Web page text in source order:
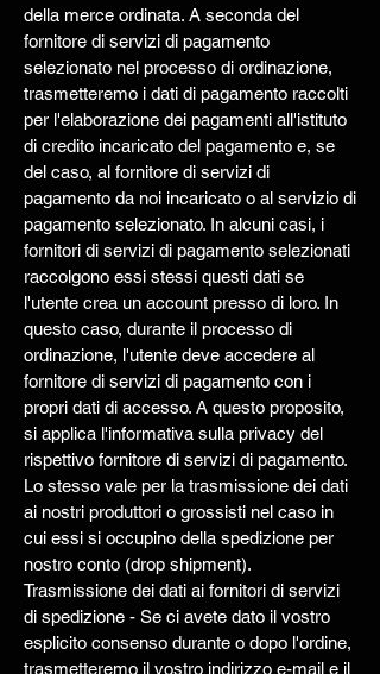
della merce ordinata. A seconda del
fornitore di servizi di pagamento
selezionato nel processo di ordinazione,
trasmetteremo i dati di pagamento raccolti
per l'elaborazione dei pagamenti all'istituto
di credito incaricato del pagamento e, se
del caso, al fornitore di servizi di
pagamento da noi incaricato o al servizio di
pagamento selezionato. In alcuni casi, i
fornitori di servizi di pagamento selezionati
raccolgono essi stessi questi dati se
l'utente crea un account presso di loro. In
questo caso, durante il processo di
ordinazione, l'utente deve accedere al
fornitore di servizi di pagamento con i
propri dati di accesso. A questo proposito,
si applica l'informativa sulla privacy del
rispettivo fornitore di servizi di pagamento.
Lo stesso vale per la trasmissione dei dati
ai nostri produttori o grossisti nel caso in
cui essi si occupino della spedizione per
nostro conto (drop shipment).
Trasmissione dei dati ai fornitori di servizi
di spedizione - Se ci avete dato il vostro
esplicito consenso durante o dopo l'ordine,
trasmetteremo il vostro indirizzo e-mail e il